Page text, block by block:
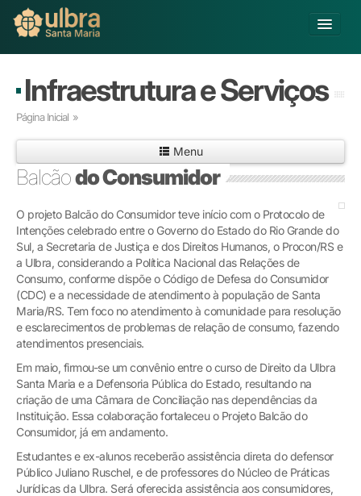
Buscar
Matricule-se
Graduação
Pós-graduação
Educação a Distância
Pesquisa
Extensão
Infraestrutura e Serviços
Inovação
Infraestrutura e Serviços
Página Inicial »
Menu
Balcãodo Consumidor
O projeto Balcão do Consumidor teve início com o Protocolo de
Intenções celebrado entre o Governo do Estado do Rio Grande do
Sul, a Secretaria de Justiça e dos Direitos Humanos, o Procon/RS e
a Ulbra, considerando a Política Nacional das Relações de
Consumo, conforme dispõe o Código de Defesa do Consumidor
(CDC) e a necessidade de atendimento à população de Santa
Maria/RS. Tem foco no atendimento à comunidade para resolução
e esclarecimentos de problemas de relação de consumo, fazendo
atendimentos presenciais.
Em maio, firmou-se um convênio entre o curso de Direito da Ulbra
Santa Maria e a Defensoria Pública do Estado, resultando na
criação de uma Câmara de Conciliação nas dependências da
Instituição. Essa colaboração fortaleceu o Projeto Balcão do
Consumidor, já em andamento.
Estudantes e ex-alunos receberão assistência direta do defensor
Público Juliano Ruschel, e de professores do Núcleo de Práticas
Jurídicas da Ulbra. Será oferecida assistência aos consumidores,